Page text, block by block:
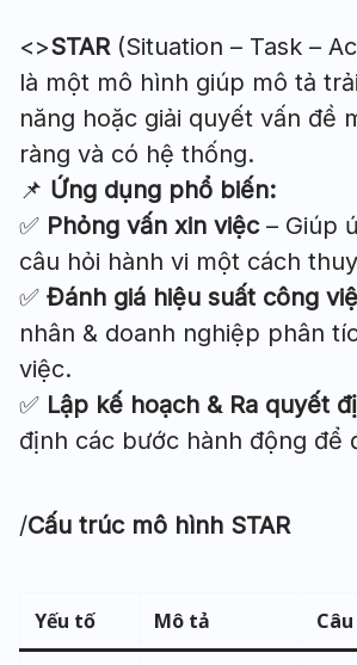
<>STAR(Situation – Task –
là một mô hình giúp mô tả
năng hoặc giải quyết vấn đề
ràng và có hệ thống.
📌 Ứng dụng phổ biến:
✅ Phỏng vấn xin việc– Giúp
câu hỏi hành vi một cách
✅ Đánh giá hiệu suất công
nhân & doanh nghiệp phân
việc.
✅ Lập kế hoạch & Ra quyết
định các bước hành động để
/Cấu trúc mô hình STAR
Yếu tố Mô tả